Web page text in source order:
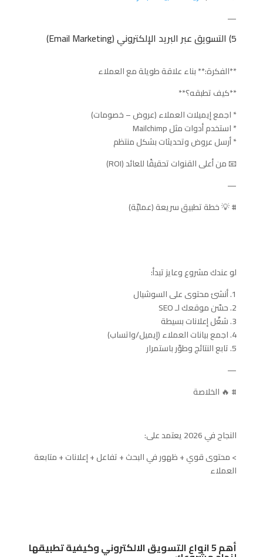
—
5) التسويق عبر البريد الإلكتروني (Email Marketing)
**الفكرة:** بناء علاقة طويلة مع العملاء
**كيف تطبقه؟**
* اجمع إيميلات العملاء (عروض – خصومات)
* استخدم أدوات مثل Mailchimp
* أرسل عروض وتحديثات بشكل منتظم
📧 من أعلى القنوات تحقيقًا للعائد (ROI)
—
# 💡 خطة تطبيق سريعة (عمليّة)
لو عندك مشروع وعايز تبدأ:
1. أنشئ محتوى على السوشيال
2. حسّن موقعك لـ SEO
3. شغّل إعلانات بسيطة
4. اجمع بيانات العملاء (إيميل/واتساب)
5. تابع النتائج وطوّر باستمرار
—
# 🔥 الخلاصة
النجاح في 2026 يعتمد على:
> محتوى قوي + ظهور في البحث + تفاعل + إعلانات + متابعة
العملاء
أهم 5 انواع التسويق الالكتروني وكيفية تطبيقها